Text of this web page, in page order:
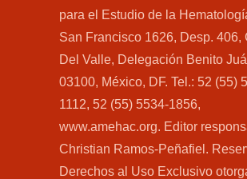
para el Estudio de la
San Francisco 1626, Desp. 406,
Del Valle, Delegación Benito
03100, México, DF. Tel.: 52 (55)
1112, 52 (55) 5534-1856,
www.amehac.org. Editor
Christian Ramos-Peñafiel.
Derechos al Uso Exclusivo